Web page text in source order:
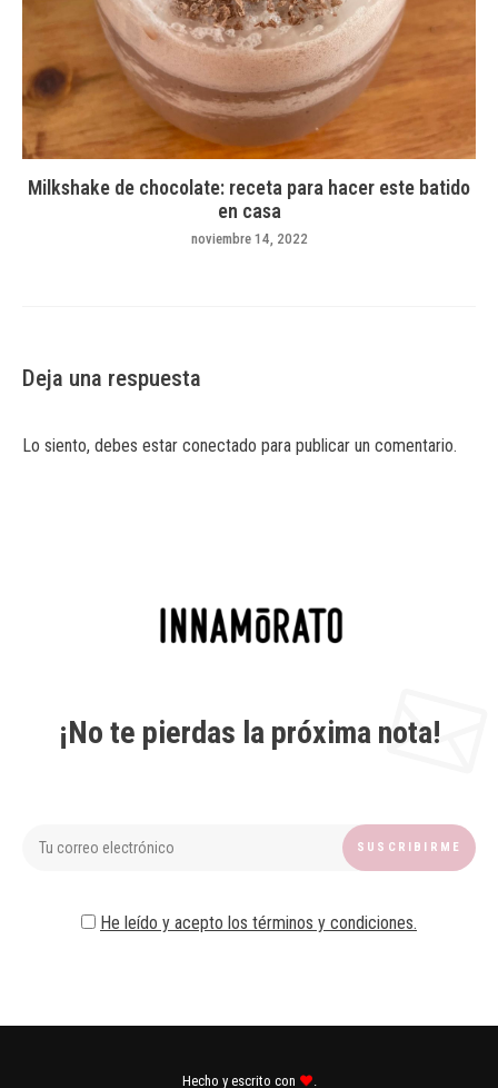
Milkshake de chocolate: receta para hacer este batido
en casa
noviembre 14, 2022
Deja una respuesta
Lo siento, debes estar conectado para publicar un comentario.
¡No te pierdas la próxima nota!
He leído y acepto los términos y condiciones.
Hecho y escrito con